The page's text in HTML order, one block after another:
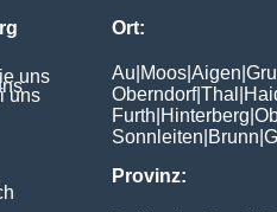
uns
uns
Ort:
Au Moos Aigen
Oberndorf|Thal
Furth Hinterberg
Sonnleiten Brunn
Provinz: